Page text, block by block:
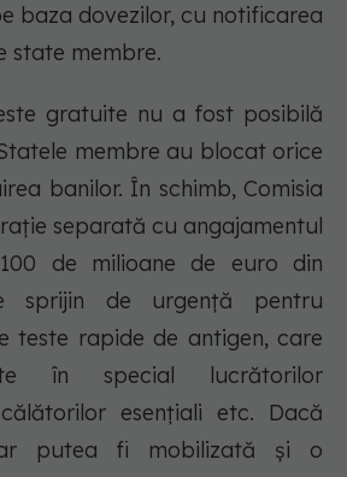
baza dovezilor, cu notificarea
state membre.
gratuite nu a fost posibilă
membre au blocat orice
banilor. În schimb, Comisia
separată cu angajamentul
de milioane de euro din
sprijin de urgență pentru
teste rapide de antigen, care
în special lucrătorilor
esențiali etc. Dacă
ar putea fi mobilizată și o